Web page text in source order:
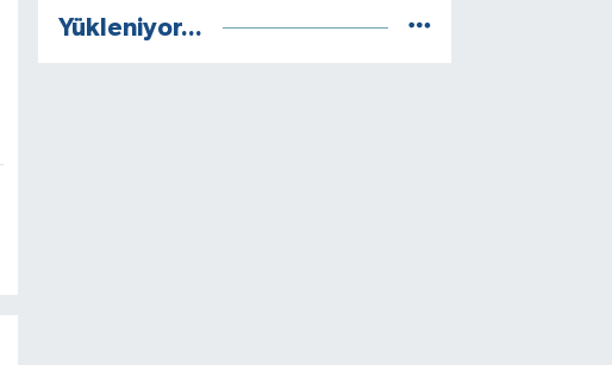
Yükleniyor...